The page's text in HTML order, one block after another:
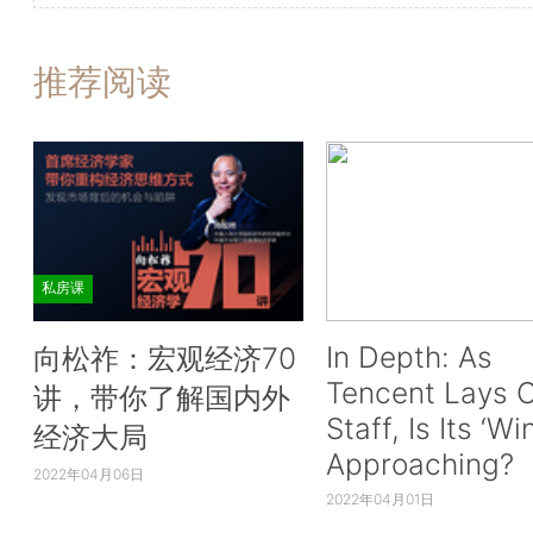
推荐阅读
私房课
向松祚：宏观经济70
讲，带你了解国内外
经济大局
2022年04月06日
In Depth: As
Tencent Lays
Staff, Is Its
Approaching?
2022年04月01日